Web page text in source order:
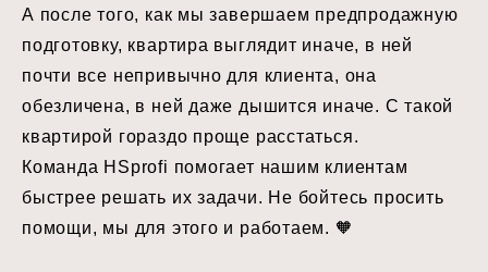
А после того, как мы завершаем предпродажную
подготовку, квартира выглядит иначе, в ней
почти все непривычно для клиента, она
обезличена, в ней даже дышится иначе. С такой
квартирой гораздо проще расстаться. ⠀
Команда HSprofi помогает нашим клиентам
быстрее решать их задачи. Не бойтесь просить
помощи, мы для этого и работаем. 🧡